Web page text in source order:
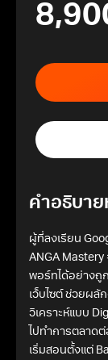
คำอธิบา
ผู้ที่ลงเรียน
ANGA Mastery
พอร์ทได้อย่างถู
เว็บไซต์ ช่วยผลั
วิเคราะห์แบบ
ไปทำการตลาด
เริ่มสอนตั้งแต่